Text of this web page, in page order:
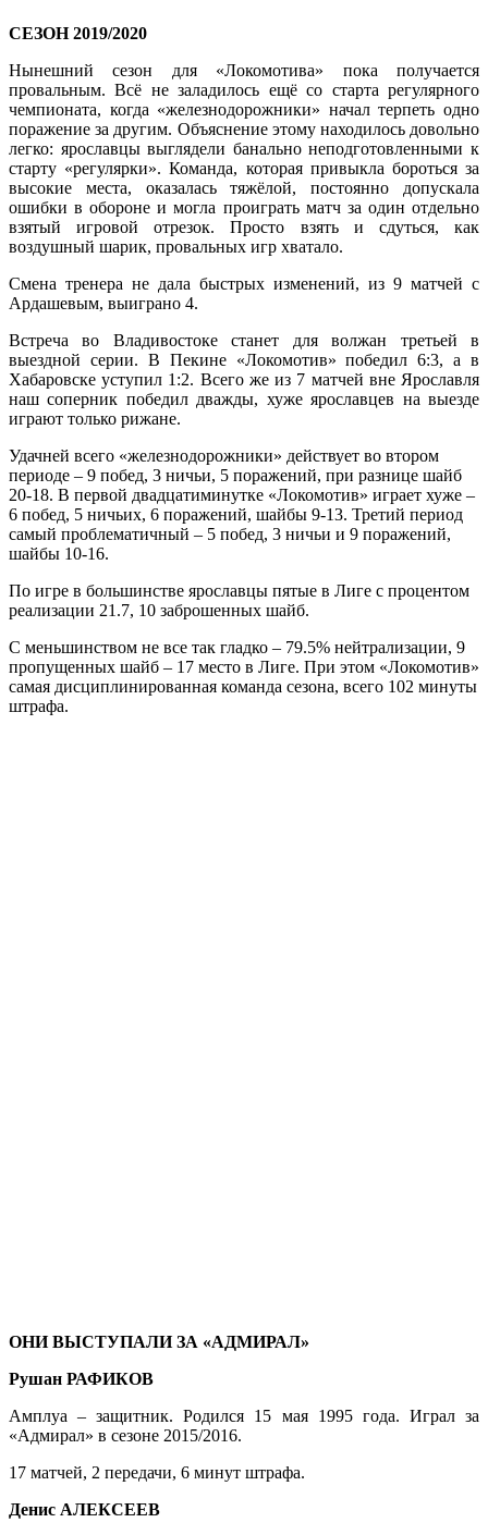
СЕЗОН 2019/2020
Нынешний сезон для «Локомотива» пока получается
провальным. Всё не заладилось ещё со старта регулярного
чемпионата, когда «железнодорожники» начал терпеть одно
поражение за другим. Объяснение этому находилось довольно
легко: ярославцы выглядели банально неподготовленными к
старту «регулярки». Команда, которая привыкла бороться за
высокие места, оказалась тяжёлой, постоянно допускала
ошибки в обороне и могла проиграть матч за один отдельно
взятый игровой отрезок. Просто взять и сдуться, как
воздушный шарик, провальных игр хватало.
Смена тренера не дала быстрых изменений, из 9 матчей с
Ардашевым, выиграно 4.
Встреча во Владивостоке станет для волжан третьей в
выездной серии. В Пекине «Локомотив» победил 6:3, а в
Хабаровске уступил 1:2. Всего же из 7 матчей вне Ярославля
наш соперник победил дважды, хуже ярославцев на выезде
играют только рижане.
Удачней всего «железнодорожники» действует во втором
периоде – 9 побед, 3 ничьи, 5 поражений, при разнице шайб
20-18. В первой двадцатиминутке «Локомотив» играет хуже –
6 побед, 5 ничьих, 6 поражений, шайбы 9-13. Третий период
самый проблематичный – 5 побед, 3 ничьи и 9 поражений,
шайбы 10-16.
По игре в большинстве ярославцы пятые в Лиге с процентом
реализации 21.7, 10 заброшенных шайб.
С меньшинством не все так гладко – 79.5% нейтрализации, 9
пропущенных шайб – 17 место в Лиге. При этом «Локомотив»
самая дисциплинированная команда сезона, всего 102 минуты
штрафа.
ОНИ ВЫСТУПАЛИ ЗА «АДМИРАЛ»
Рушан РАФИКОВ
Амплуа – защитник. Родился 15 мая 1995 года. Играл за
«Адмирал» в сезоне 2015/2016.
17 матчей, 2 передачи, 6 минут штрафа.
Денис АЛЕКСЕЕВ